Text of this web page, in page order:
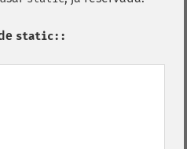
static::